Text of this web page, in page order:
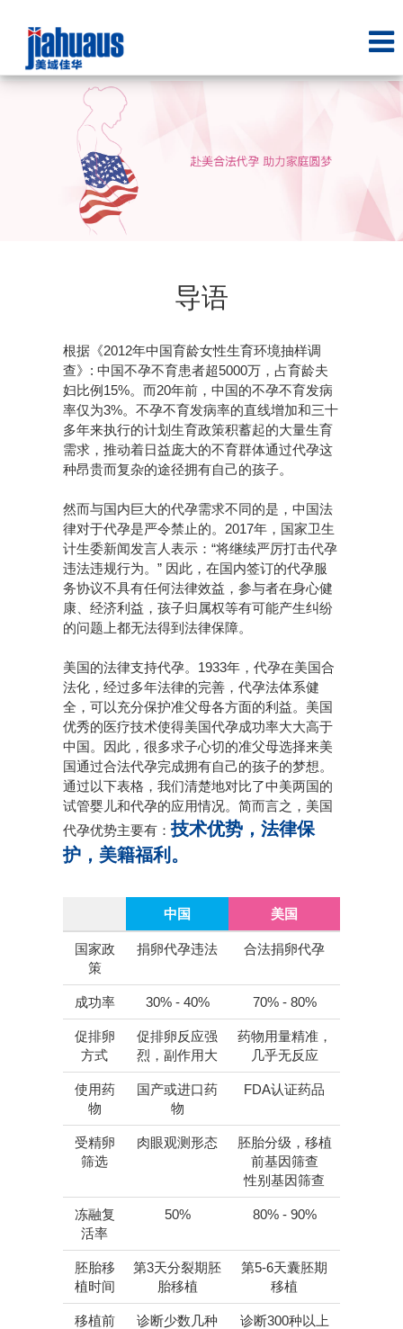
导语
根据《2012年中国育龄女性生育环境抽样调
查》: 中国不孕不育患者超5000万，占育龄夫
妇比例15%。而20年前，中国的不孕不育发病
率仅为3%。不孕不育发病率的直线增加和三十
多年来执行的计划生育政策积蓄起的大量生育
需求，推动着日益庞大的不育群体通过代孕这
种昂贵而复杂的途径拥有自己的孩子。
然而与国内巨大的代孕需求不同的是，中国法
律对于代孕是严令禁止的。2017年，国家卫生
计生委新闻发言人表示：“将继续严厉打击代孕
违法违规行为。” 因此，在国内签订的代孕服
务协议不具有任何法律效益，参与者在身心健
康、经济利益，孩子归属权等有可能产生纠纷
的问题上都无法得到法律保障。
美国的法律支持代孕。1933年，代孕在美国合
法化，经过多年法律的完善，代孕法体系健
全，可以充分保护准父母各方面的利益。美国
优秀的医疗技术使得美国代孕成功率大大高于
中国。因此，很多求子心切的准父母选择来美
国通过合法代孕完成拥有自己的孩子的梦想。
通过以下表格，我们清楚地对比了中美两国的
试管婴儿和代孕的应用情况。简而言之，美国
代孕优势主要有： 技术优势，法律保
护，美籍福利。
中国 美国
国家政
策
捐卵代孕违法 合法捐卵代孕
成功率 30% - 40% 70% - 80%
促排卵
方式
促排卵反应强
烈，副作用大
药物用量精准，
几乎无反应
使用药
物
国产或进口药
物
FDA认证药品
受精卵
筛选
肉眼观测形态
胚胎分级，移植
前基因筛查
性别基因筛查
冻融复
活率
50% 80% - 90%
胚胎移
植时间
第3天分裂期胚
胎移植
第5-6天囊胚期
移植
移植前
诊断少数几种
诊断300种以上